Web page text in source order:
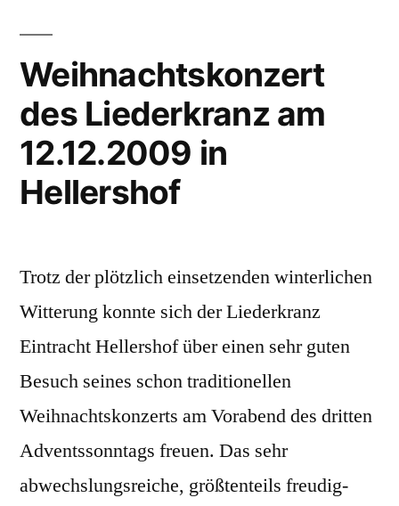
Weihnachtskonzert
des Liederkranz am
12.12.2009 in
Hellershof
Trotz der plötzlich einsetzenden winterlichen
Witterung konnte sich der Liederkranz
Eintracht Hellershof über einen sehr guten
Besuch seines schon traditionellen
Weihnachtskonzerts am Vorabend des dritten
Adventssonntags freuen. Das sehr
abwechslungsreiche, größtenteils freudig-